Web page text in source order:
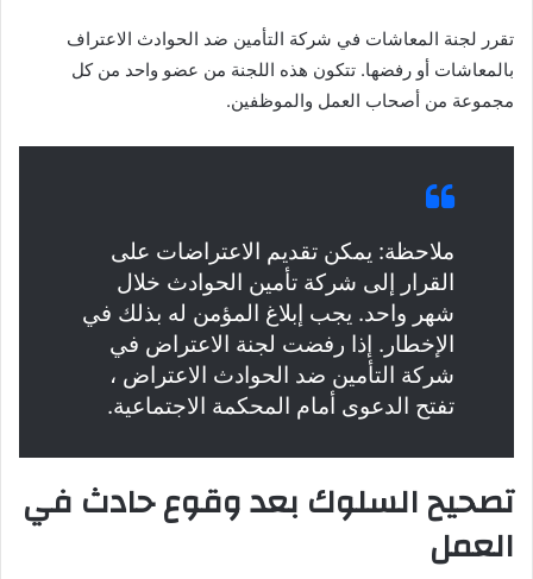
تقرر لجنة المعاشات في شركة التأمين ضد الحوادث الاعتراف
بالمعاشات أو رفضها. تتكون هذه اللجنة من عضو واحد من كل
مجموعة من أصحاب العمل والموظفين.
ملاحظة: يمكن تقديم الاعتراضات على
القرار إلى شركة تأمين الحوادث خلال
شهر واحد. يجب إبلاغ المؤمن له بذلك في
الإخطار. إذا رفضت لجنة الاعتراض في
شركة التأمين ضد الحوادث الاعتراض ،
تفتح الدعوى أمام المحكمة الاجتماعية.
تصحيح السلوك بعد وقوع حادث في
العمل